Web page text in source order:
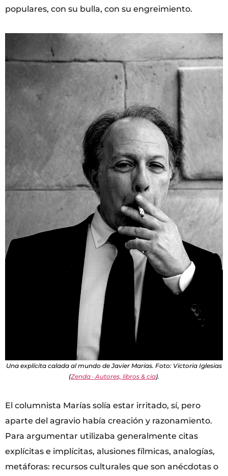
populares, con su bulla, con su engreimiento.
Una explícita calada al mundo de Javier Marías. Foto: Victoria Iglesias
(Zenda · Autores, libros & cía).
El columnista Marías solía estar irritado, sí, pero
aparte del agravio había creación y razonamiento.
Para argumentar utilizaba generalmente citas
explícitas e implícitas, alusiones fílmicas, analogías,
metáforas: recursos culturales que son anécdotas o